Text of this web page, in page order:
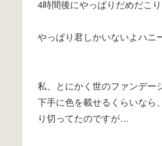
4時間後にやっぱりだめだこ
やっぱり君しかいないよハニ
私、とにかく世のファンデー
下手に色を載せるくらいなら
り切ってたのですが…